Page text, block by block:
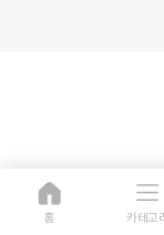
홈 카테고